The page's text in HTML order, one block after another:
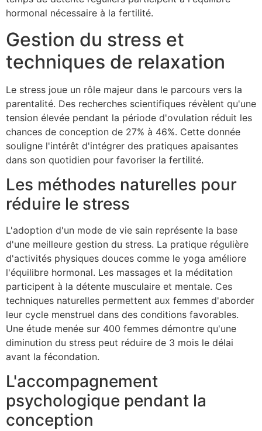
hormonal nécessaire à la fertilité.
Gestion du stress et
techniques de relaxation
Le stress joue un rôle majeur dans le parcours vers la
parentalité. Des recherches scientifiques révèlent qu'une
tension élevée pendant la période d'ovulation réduit les
chances de conception de 27% à 46%. Cette donnée
souligne l'intérêt d'intégrer des pratiques apaisantes
dans son quotidien pour favoriser la fertilité.
Les méthodes naturelles pour
réduire le stress
L'adoption d'un mode de vie sain représente la base
d'une meilleure gestion du stress. La pratique régulière
d'activités physiques douces comme le yoga améliore
l'équilibre hormonal. Les massages et la méditation
participent à la détente musculaire et mentale. Ces
techniques naturelles permettent aux femmes d'aborder
leur cycle menstruel dans des conditions favorables.
Une étude menée sur 400 femmes démontre qu'une
diminution du stress peut réduire de 3 mois le délai
avant la fécondation.
L'accompagnement
psychologique pendant la
conception